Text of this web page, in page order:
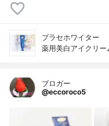
プラセホワイター
薬用美白アイクリー
ブロガー
@eccoroco5